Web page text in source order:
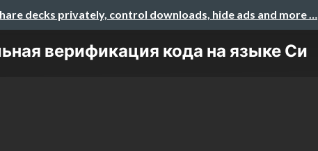
decks privately, control downloads, hide ads and more …
верификация кода на языке Си